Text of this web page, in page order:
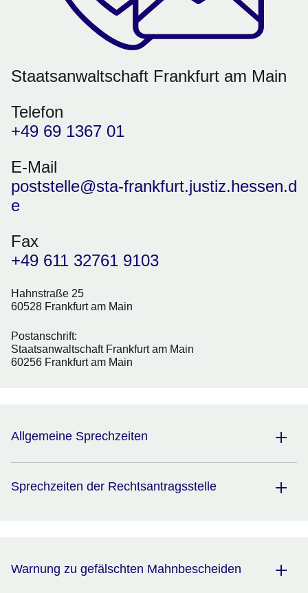
Staatsanwaltschaft Frankfurt am Main
Telefon
+49 69 1367 01
E-Mail
poststelle@sta-frankfurt.justiz.hessen.d
e
Fax
+49 611 32761 9103
Hahnstraße 25
60528 Frankfurt am Main
Postanschrift:
Staatsanwaltschaft Frankfurt am Main
60256 Frankfurt am Main
Allgemeine Sprechzeiten
Sprechzeiten der Rechtsantragsstelle
Warnung zu gefälschten Mahnbescheiden